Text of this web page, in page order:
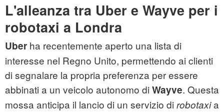
L'alleanza tra Uber e Wayve per i
robotaxi a Londra
Uber ha recentemente aperto una lista di
interesse nel Regno Unito, permettendo ai clienti
di segnalare la propria preferenza per essere
abbinati a un veicolo autonomo di Wayve. Questa
mossa anticipa il lancio di un servizio di robotaxia